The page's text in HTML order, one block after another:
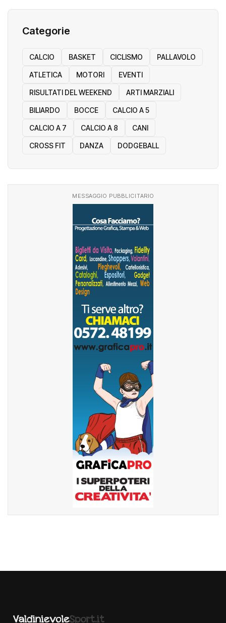
Categorie
CALCIO BASKET CICLISMO PALLAVOLO
ATLETICA MOTORI EVENTI
RISULTATI DEL WEEKEND ARTI MARZIALI
BILIARDO BOCCE CALCIO A 5
CALCIO A 7 CALCIO A 8 CANI
CROSS FIT DANZA DODGEBALL
MESSAGGIO PUBBLICITARIO